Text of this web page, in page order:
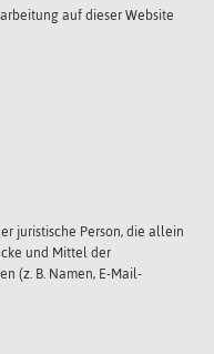
auf dieser Website
juristische Person, die allein
und Mittel der
(z. B. Namen, E-Mail-